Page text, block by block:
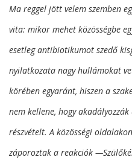
Ma reggel jött velem szemben
vita: mikor mehet közösségbe
esetleg antibiotikumot szedő
nyilatkozata nagy hullámokat
körében egyaránt, hiszen a
nem kellene, hogy
részvételt. A közösségi
záporoztak a reakciók